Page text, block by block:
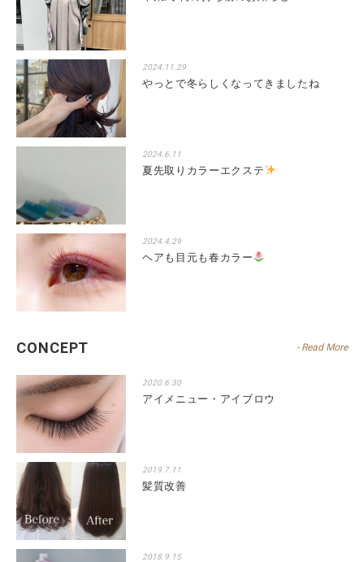
2024.11.29
やっとで冬らしくなってきましたね
2024.6.11
夏先取りカラーエクステ
2024.4.29
ヘアも目元も春カラー
CONCEPT - Read More
2020.6.30
アイメニュー・アイブロウ
2019.7.11
髪質改善
2018.9.15